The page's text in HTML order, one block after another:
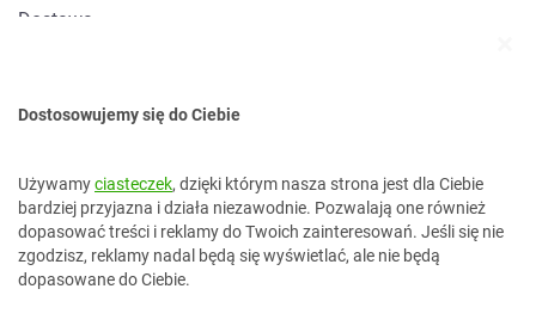
Dostawa
Kontakt
kontakt@topokazje.pl
34 37 38 499
Dostosowujemy się do Ciebie
Używamyciasteczek, dzięki którym nasza strona jest dla Ciebie
bardziej przyjazna i działa niezawodnie. Pozwalają one również
dopasować treści i reklamy do Twoich zainteresowań. Jeśli się nie
zgodzisz, reklamy nadal będą się wyświetlać, ale nie będą
dopasowane do Ciebie.